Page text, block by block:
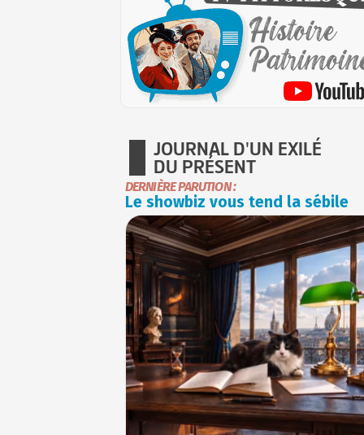
JOURNAL D'UN EXILÉ
DU PRÉSENT
DERNIÈRE PARUTION :
Le showbiz vous tend la sébile